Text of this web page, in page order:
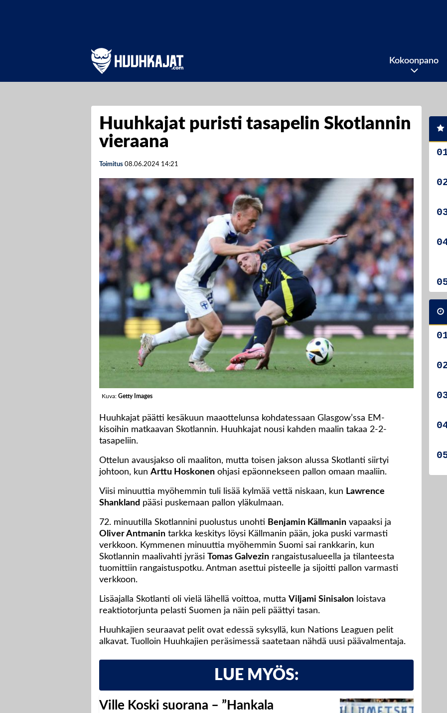
Kokoonpano
Huuhkajat puristi tasapelin Skotlannin
vieraana
Toimitus 08.06.2024 14:21
Kuva: Getty Images
Huuhkajat päätti kesäkuun maaottelunsa kohdatessaan Glasgow’ssa EM-
kisoihin matkaavan Skotlannin. Huuhkajat nousi kahden maalin takaa 2-2-
tasapeliin.
Ottelun avausjakso oli maaliton, mutta toisen jakson alussa Skotlanti siirtyi
johtoon, kun Arttu Hoskonen ohjasi epäonnekseen pallon omaan maaliin.
Viisi minuuttia myöhemmin tuli lisää kylmää vettä niskaan, kun Lawrence
Shankland pääsi puskemaan pallon yläkulmaan.
72. minuutilla Skotlannini puolustus unohti Benjamin Källmanin vapaaksi ja
Oliver Antmanin tarkka keskitys löysi Källmanin pään, joka puski varmasti
verkkoon. Kymmenen minuuttia myöhemmin Suomi sai rankkarin, kun
Skotlannin maalivahti jyräsi
Tomas Galvezin rangaistusalueella ja tilanteesta
tuomittiin rangaistuspotku. Antman asettui pisteelle ja sijoitti pallon varmasti
verkkoon.
Lisäajalla Skotlanti oli vielä lähellä voittoa, mutta Viljami Sinisalon loistava
reaktiotorjunta pelasti Suomen ja näin peli päättyi tasan.
Huuhkajien seuraavat pelit ovat edessä syksyllä, kun Nations Leaguen pelit
alkavat. Tuolloin Huuhkajien peräsimessä saatetaan nähdä uusi päävalmentaja.
LUE MYÖS:
Ville Koski suorana – ”Hankala